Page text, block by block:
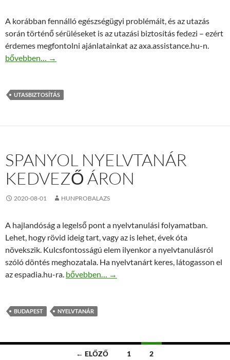
A korábban fennálló egészségügyi problémáit, és az utazás
során történő sérüléseket is az utazási biztosítás fedezi – ezért
érdemes megfontolni ajánlatainkat az axa.assistance.hu-n.
Utasbiztosítás online elérhető áron
bővebben… →
UTASBIZTOSÍTÁS
SPANYOL NYELVTANÁR
KEDVEZŐ ÁRON
2020-08-01 HUNPROBALAZS
A hajlandóság a legelső pont a nyelvtanulási folyamatban.
Lehet, hogy rövid ideig tart, vagy az is lehet, évek óta
növekszik. Kulcsfontosságú elem ilyenkor a nyelvtanulásról
szóló döntés meghozatala. Ha nyelvtanárt keres, látogasson el
az espadia.hu-ra. Spanyol nyelvtanár kedvező áron
bővebben… →
BUDAPEST NYELVTANÁR
← ELŐZŐ 1 2